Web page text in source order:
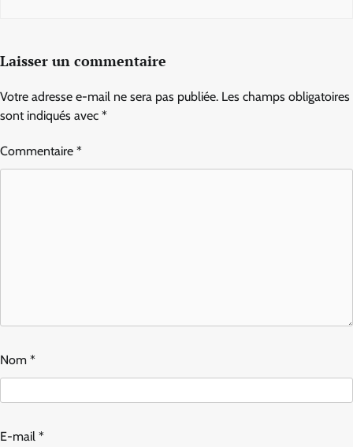
Laisser un commentaire
Votre adresse e-mail ne sera pas publiée. Les champs obligatoires
sont indiqués avec *
Commentaire *
Nom *
E-mail *